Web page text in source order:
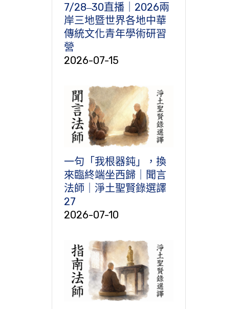
7/28‒30直播｜2026兩
岸三地暨世界各地中華
傳統文化青年學術研習
營
2026-07-15
一句「我根器鈍」，換
來臨終端坐西歸｜聞言
法師｜淨土聖賢錄選譯
27
2026-07-10